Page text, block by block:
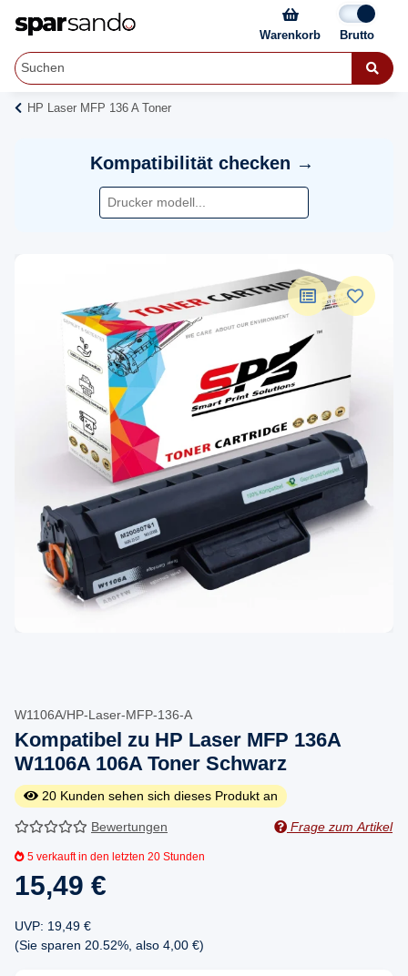
Warenkorb
HP Laser MFP 136 A Toner
Kompatibilität checken →
W1106A/HP-Laser-MFP-136-A
Kompatibel zu HP Laser MFP 136A
W1106A 106A Toner Schwarz
20 Kunden sehen sich dieses Produkt an
Bewertungen Frage zum Artikel
5 verkauft in den letzten 20 Stunden
15,49 €
UVP: 19,49 €
(Sie sparen 20.52% , also 4,00 €)